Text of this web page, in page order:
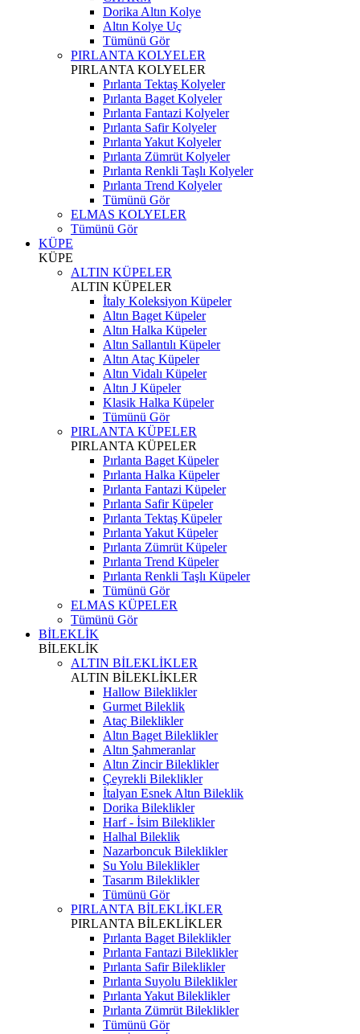
Dorika Altın Kolye
Altın Kolye Uç
Tümünü Gör
PIRLANTA KOLYELER
PIRLANTA KOLYELER
Pırlanta Tektaş Kolyeler
Pırlanta Baget Kolyeler
Pırlanta Fantazi Kolyeler
Pırlanta Safir Kolyeler
Pırlanta Yakut Kolyeler
Pırlanta Zümrüt Kolyeler
Pırlanta Renkli Taşlı Kolyeler
Pırlanta Trend Kolyeler
Tümünü Gör
ELMAS KOLYELER
Tümünü Gör
KÜPE
KÜPE
ALTIN KÜPELER
ALTIN KÜPELER
İtaly Koleksiyon Küpeler
Altın Baget Küpeler
Altın Halka Küpeler
Altın Sallantılı Küpeler
Altın Ataç Küpeler
Altın Vidalı Küpeler
Altın J Küpeler
Klasik Halka Küpeler
Tümünü Gör
PIRLANTA KÜPELER
PIRLANTA KÜPELER
Pırlanta Baget Küpeler
Pırlanta Halka Küpeler
Pırlanta Fantazi Küpeler
Pırlanta Safir Küpeler
Pırlanta Tektaş Küpeler
Pırlanta Yakut Küpeler
Pırlanta Zümrüt Küpeler
Pırlanta Trend Küpeler
Pırlanta Renkli Taşlı Küpeler
Tümünü Gör
ELMAS KÜPELER
Tümünü Gör
BİLEKLİK
BİLEKLİK
ALTIN BİLEKLİKLER
ALTIN BİLEKLİKLER
Hallow Bileklikler
Gurmet Bileklik
Ataç Bileklikler
Altın Baget Bileklikler
Altın Şahmeranlar
Altın Zincir Bileklikler
Çeyrekli Bileklikler
İtalyan Esnek Altın Bileklik
Dorika Bileklikler
Harf - İsim Bileklikler
Halhal Bileklik
Nazarboncuk Bileklikler
Su Yolu Bileklikler
Tasarım Bileklikler
Tümünü Gör
PIRLANTA BİLEKLİKLER
PIRLANTA BİLEKLİKLER
Pırlanta Baget Bileklikler
Pırlanta Fantazi Bileklikler
Pırlanta Safir Bileklikler
Pırlanta Suyolu Bileklikler
Pırlanta Yakut Bileklikler
Pırlanta Zümrüt Bileklikler
Tümünü Gör